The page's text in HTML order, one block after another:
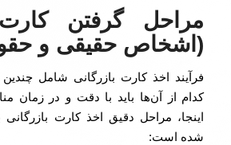
مراحل گرفتن کارت
(اشخاص حقیقی و
فرآیند اخذ کارت بازرگانی شامل
کدام از آن‌ها باید با دقت و در زمان
اینجا، مراحل دقیق اخذ کارت
شده است: